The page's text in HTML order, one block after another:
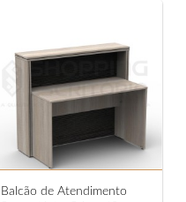
Balcão de Atendimento